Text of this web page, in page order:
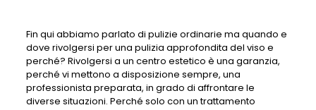
Fin qui abbiamo parlato di pulizie ordinarie ma quando e
dove rivolgersi per una pulizia approfondita del viso e
perché? Rivolgersi a un centro estetico è una garanzia,
perché vi mettono a disposizione sempre, una
professionista preparata, in grado di affrontare le
diverse situazioni. Perché solo con un trattamento